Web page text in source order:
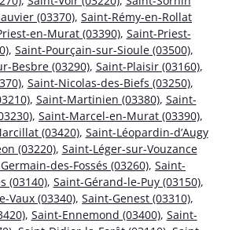
(03370), Saint-Rémy-en-Rollat
en-Murat (03390), Saint-Priest-
, Saint-Pourçain-sur-Sioule (03500),
Besbre (03290), Saint-Plaisir (03160),
, Saint-Nicolas-des-Biefs (03250),
, Saint-Martinien (03380), Saint-
, Saint-Marcel-en-Murat (03390),
(03420), Saint-Léopardin-d’Augy
(03220), Saint-Léger-sur-Vouzance
des-Fossés (03260), Saint-
(03140), Saint-Gérand-le-Puy (03150),
Vaux (03340), Saint-Genest (03310),
, Saint-Ennemond (03400), Saint-